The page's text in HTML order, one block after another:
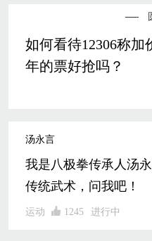
如何看待12306称
年的票好抢吗？
汤永言
我是八极拳传承人汤
传统武术，问我吧！
运动 1245 进行中